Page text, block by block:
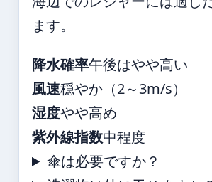
ます。
降水確率午後はやや高い
風速穏やか（2～3m/s）
湿度やや高め
紫外線指数中程度
傘は必要ですか？